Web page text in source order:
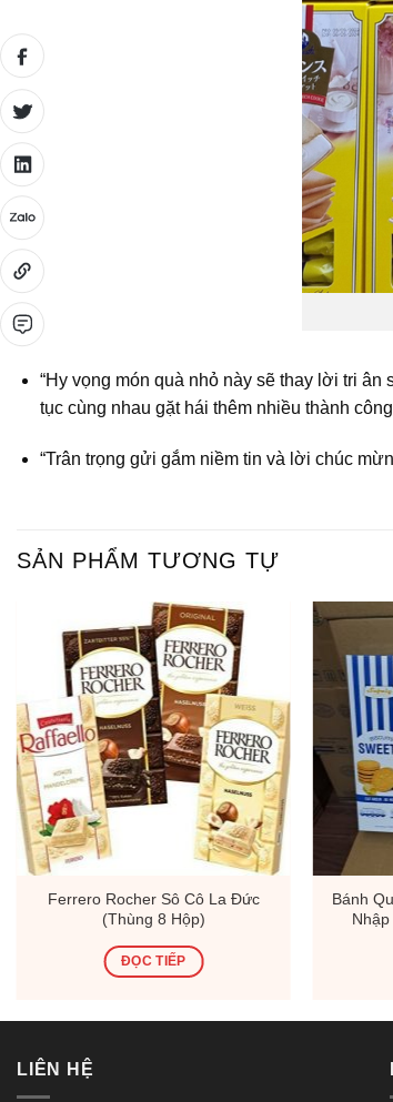
“Hy vọng món quà nhỏ này sẽ thay lời tri
tục cùng nhau gặt hái thêm nhiều thành
“Trân trọng gửi gắm niềm tin và lời chúc
SẢN PHẨM TƯƠNG TỰ
Ferrero Rocher Sô Cô La Đức
(Thùng 8 Hộp)
ĐỌC TIẾP
Bánh
LIÊN HỆ